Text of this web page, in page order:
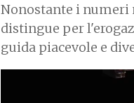
Nonostante i numeri
distingue per
guida piacevole e